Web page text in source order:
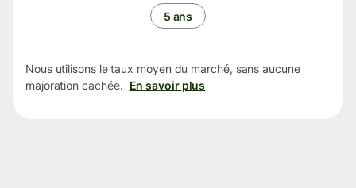
5 ans
Nous utilisons le taux moyen du marché, sans aucune
majoration cachée. En savoir plus